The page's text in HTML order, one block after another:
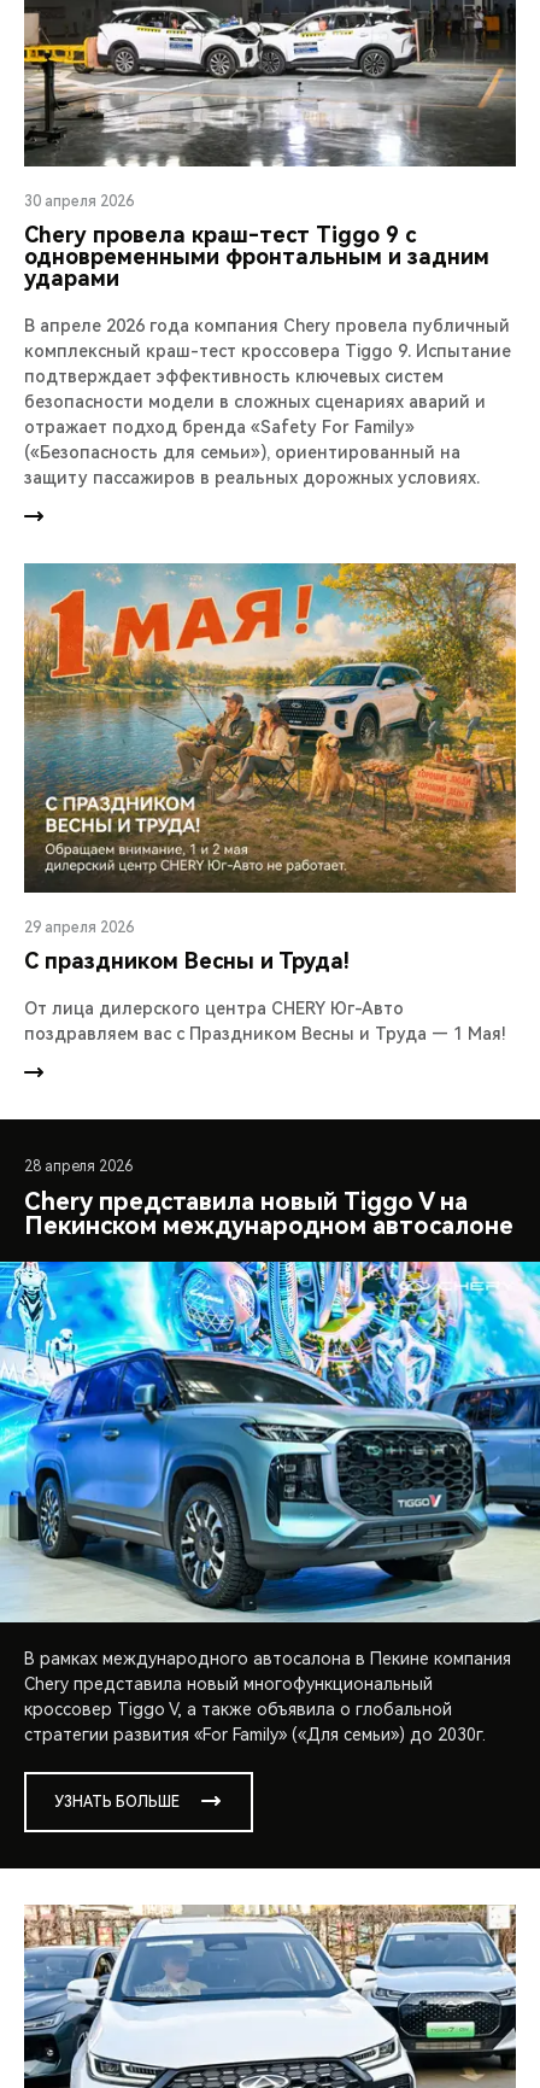
30 апреля 2026
Chery провела краш-тест Tiggo 9 с
одновременными фронтальным и задним
ударами
В апреле 2026 года компания Chery провела публичный
комплексный краш-тест кроссовера Tiggo 9. Испытание
подтверждает эффективность ключевых систем
безопасности модели в сложных сценариях аварий и
отражает подход бренда «Safety For Family»
(«Безопасность для семьи»), ориентированный на
защиту пассажиров в реальных дорожных условиях.
29 апреля 2026
С праздником Весны и Труда!
От лица дилерского центра CHERY Юг-Авто
поздравляем вас с Праздником Весны и Труда — 1 Мая!
28 апреля 2026
Chery представила новый Tiggo V на
Пекинском международном автосалоне
В рамках международного автосалона в Пекине компания
Chery представила новый многофункциональный
кроссовер Tiggo V, а также объявила о глобальной
стратегии развития «For Family» («Для семьи») до 2030г.
УЗНАТЬ БОЛЬШЕ